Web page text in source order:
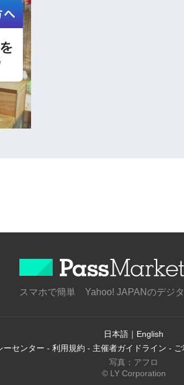
スマホで簡単 Yahoo! JAPANのデジ
日本語 ｜ English
ーセンター - 利用規約 - 主催者ガイドライン -
写真：アフロ
© LY Corporation